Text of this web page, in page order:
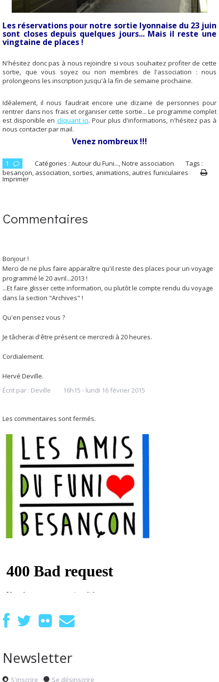
Les réservations pour notre sortie lyonnaise du 23 juin
sont closes depuis quelques jours... Mais il reste une
vingtaine de places !
N'hésitez donc pas à nous rejoindre si vous souhaitez profiter de cette
sortie, que vous soyez ou non membres de l'association : nous
prolongeons les inscription jusqu'à la fin de semaine prochaine.
Idéalement, il nous faudrait encore une dizaine de personnes pour
rentrer dans nos frais et organiser cette sortie... Le programme complet
est disponible en cliquant ici. Pour plus d'informations, n'hésitez pas à
nous contacter par mail.
Venez nombreux !!!
1 Catégories : Autour du Funi...,Notre association
Tags :
besançon, association, sorties, animations, autres funiculaires
Imprimer
Commentaires
Bonjour !
Merci de ne plus faire apparaître qu'il reste des places pour un voyage
programmé le 20 avril...2013 !
...Et faire glisser cette information, ou plutôt le compte rendu du voyage
dans la section "Archives" !
Qu'en pensez vous ?
Je tâcherai d'être présent ce mercredi à 20 heures.
Cordialement.
Hervé Deville.
Écrit par : Deville 16h15 - lundi 16 février 2015
Les commentaires sont fermés.
Newsletter
S'inscrire Se désinscrire